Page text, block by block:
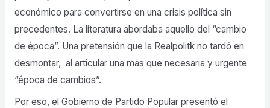
económico para convertirse en una crisis política sin
precedentes. La literatura abordaba aquello del “cambio
de época”. Una pretensión que la Realpolitk no tardó en
desmontar, al articular una más que necesaria y urgente
“época de cambios”.
Por eso, el Gobierno de Partido Popular presentó el